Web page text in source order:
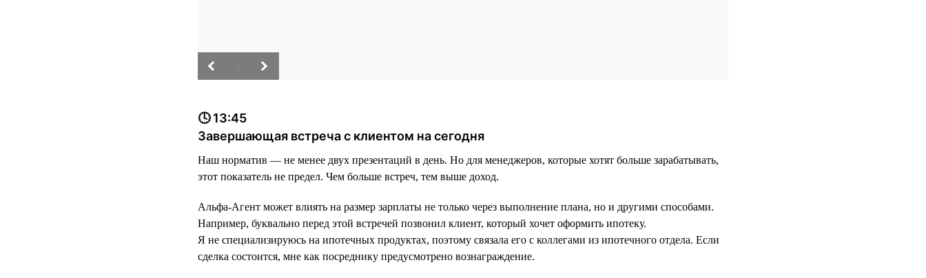
🕓 13:45
Завершающая встреча с клиентом на сегодня
Наш норматив — не менее двух презентаций в день. Но для менеджеров, которые хотят больше зарабатывать,
этот показатель не предел. Чем больше встреч, тем выше доход.
Альфа-Агент может влиять на размер зарплаты не только через выполнение плана, но и другими способами.
Например, буквально перед этой встречей позвонил клиент, который хочет оформить ипотеку.
Я не специализируюсь на ипотечных продуктах, поэтому связала его с коллегами из ипотечного отдела. Если
сделка состоится, мне как посреднику предусмотрено вознаграждение.